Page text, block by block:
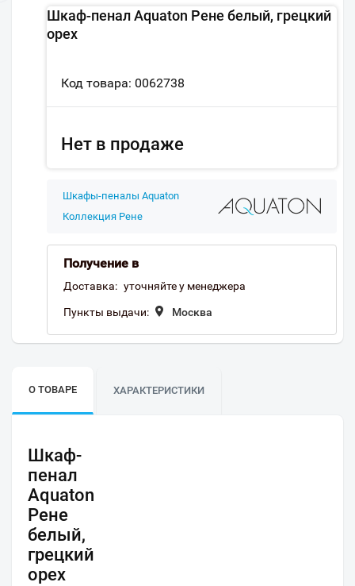
Шкаф-пенал Aquaton Рене белый, грецкий
орех
Код товара: 0062738
Нет в продаже
Шкафы-пеналы Aquaton
Коллекция Рене
Получение в
Доставка: уточняйте у менеджера
Пункты выдачи: Москва
О ТОВАРЕ ХАРАКТЕРИСТИКИ
Шкаф-
пенал
Aquaton
Рене
белый,
грецкий
орех